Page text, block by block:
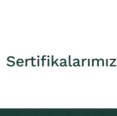
Sertifikalarımız